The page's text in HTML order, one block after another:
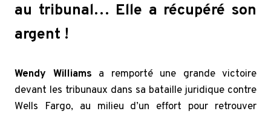
au tribunal… Elle a récupéré son
argent !
Wendy Williams a remporté une grande victoire
devant les tribunaux dans sa bataille juridique contre
Wells Fargo, au milieu d’un effort pour retrouver